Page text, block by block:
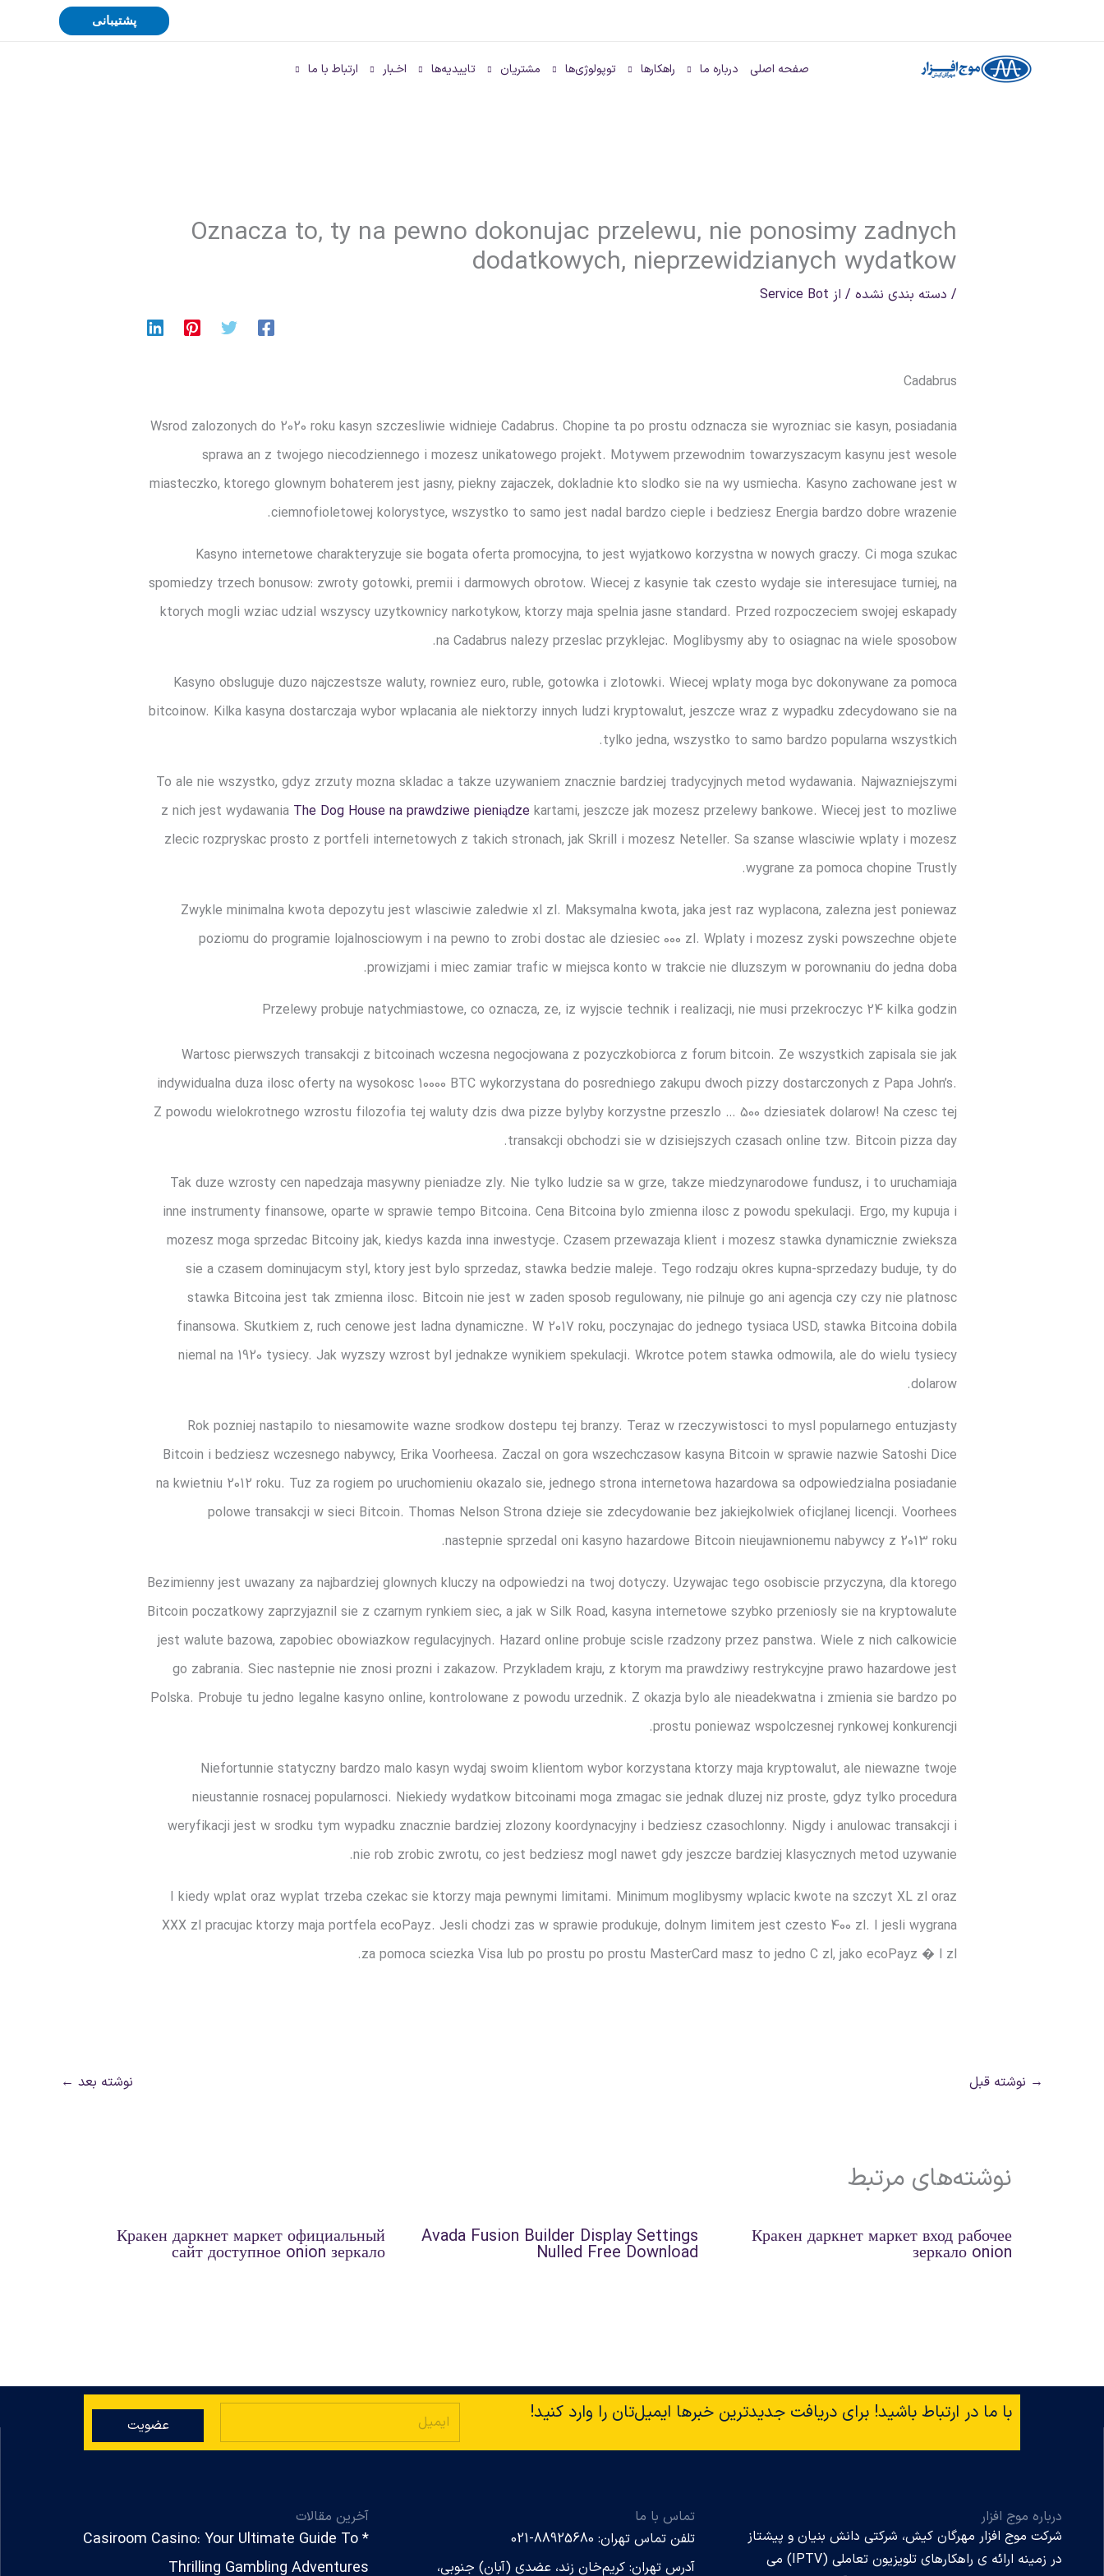
پشتیبانی
صفحه اصلی درباره ما راهکارها توپولوژی‌ها مشتریان تاییدیه‌ها اخـبار ارتباط با ما
Oznacza to, ty na pewno dokonujac przelewu, nie ponosimy zadnych
dodatkowych, nieprzewidzianych wydatkow
/ دسته بندی نشده/ از Service Bot
Cadabrus
Wsrod zalozonych do 2020 roku kasyn szczesliwie widnieje Cadabrus. Chopine ta po prostu odznacza sie wyrozniac sie kasyn, posiadania
sprawa an z twojego niecodziennego i mozesz unikatowego projekt. Motywem przewodnim towarzyszacym kasynu jest wesole
miasteczko, ktorego glownym bohaterem jest jasny, piekny zajaczek, dokladnie kto slodko sie na wy usmiecha. Kasyno zachowane jest w
ciemnofioletowej kolorystyce, wszystko to samo jest nadal bardzo cieple i bedziesz Energia bardzo dobre wrazenie.
Kasyno internetowe charakteryzuje sie bogata oferta promocyjna, to jest wyjatkowo korzystna w nowych graczy. Ci moga szukac
spomiedzy trzech bonusow: zwroty gotowki, premii i darmowych obrotow. Wiecej z kasynie tak czesto wydaje sie interesujace turniej, na
ktorych mogli wziac udzial wszyscy uzytkownicy narkotykow, ktorzy maja spelnia jasne standard. Przed rozpoczeciem swojej eskapady
na Cadabrus nalezy przeslac przyklejac. Moglibysmy aby to osiagnac na wiele sposobow.
Kasyno obsluguje duzo najczestsze waluty, rowniez euro, ruble, gotowka i zlotowki. Wiecej wplaty moga byc dokonywane za pomoca
bitcoinow. Kilka kasyna dostarczaja wybor wplacania ale niektorzy innych ludzi kryptowalut, jeszcze wraz z wypadku zdecydowano sie na
tylko jedna, wszystko to samo bardzo popularna wszystkich.
To ale nie wszystko, gdyz zrzuty mozna skladac a takze uzywaniem znacznie bardziej tradycyjnych metod wydawania. Najwazniejszymi
z nich jest wydawania The Dog House na prawdziwe pieniądze kartami, jeszcze jak mozesz przelewy bankowe. Wiecej jest to mozliwe
zlecic rozpryskac prosto z portfeli internetowych z takich stronach, jak Skrill i mozesz Neteller. Sa szanse wlasciwie wplaty i mozesz
wygrane za pomoca chopine Trustly.
Zwykle minimalna kwota depozytu jest wlasciwie zaledwie xl zl. Maksymalna kwota, jaka jest raz wyplacona, zalezna jest poniewaz
poziomu do programie lojalnosciowym i na pewno to zrobi dostac ale dziesiec 000 zl. Wplaty i mozesz zyski powszechne objete
prowizjami i miec zamiar trafic w miejsca konto w trakcie nie dluzszym w porownaniu do jedna doba.
Przelewy probuje natychmiastowe, co oznacza, ze, iz wyjscie technik i realizacji, nie musi przekroczyc 24 kilka godzin
Wartosc pierwszych transakcji z bitcoinach wczesna negocjowana z pozyczkobiorca z forum bitcoin. Ze wszystkich zapisala sie jak
indywidualna duza ilosc oferty na wysokosc 10000 BTC wykorzystana do posredniego zakupu dwoch pizzy dostarczonych z Papa John’s.
Z powodu wielokrotnego wzrostu filozofia tej waluty dzis dwa pizze bylyby korzystne przeszlo … 500 dziesiatek dolarow! Na czesc tej
transakcji obchodzi sie w dzisiejszych czasach online tzw. Bitcoin pizza day.
Tak duze wzrosty cen napedzaja masywny pieniadze zly. Nie tylko ludzie sa w grze, takze miedzynarodowe fundusz, i to uruchamiaja
inne instrumenty finansowe, oparte w sprawie tempo Bitcoina. Cena Bitcoina bylo zmienna ilosc z powodu spekulacji. Ergo, my kupuja i
mozesz moga sprzedac Bitcoiny jak, kiedys kazda inna inwestycje. Czasem przewazaja klient i mozesz stawka dynamicznie zwieksza
sie a czasem dominujacym styl, ktory jest bylo sprzedaz, stawka bedzie maleje. Tego rodzaju okres kupna-sprzedazy buduje, ty do
stawka Bitcoina jest tak zmienna ilosc. Bitcoin nie jest w zaden sposob regulowany, nie pilnuje go ani agencja czy czy nie platnosc
finansowa. Skutkiem z, ruch cenowe jest ladna dynamiczne. W 2017 roku, poczynajac do jednego tysiaca USD, stawka Bitcoina dobila
niemal na 1920 tysiecy. Jak wyzszy wzrost byl jednakze wynikiem spekulacji. Wkrotce potem stawka odmowila, ale do wielu tysiecy
dolarow.
Rok pozniej nastapilo to niesamowite wazne srodkow dostepu tej branzy. Teraz w rzeczywistosci to mysl popularnego entuzjasty
Bitcoin i bedziesz wczesnego nabywcy, Erika Voorheesa. Zaczal on gora wszechczasow kasyna Bitcoin w sprawie nazwie Satoshi Dice
na kwietniu 2012 roku. Tuz za rogiem po uruchomieniu okazalo sie, jednego strona internetowa hazardowa sa odpowiedzialna posiadanie
polowe transakcji w sieci Bitcoin. Thomas Nelson Strona dzieje sie zdecydowanie bez jakiejkolwiek oficjlanej licencji. Voorhees
nastepnie sprzedal oni kasyno hazardowe Bitcoin nieujawnionemu nabywcy z 2013 roku.
Bezimienny jest uwazany za najbardziej glownych kluczy na odpowiedzi na twoj dotyczy. Uzywajac tego osobiscie przyczyna, dla ktorego
Bitcoin poczatkowy zaprzyjaznil sie z czarnym rynkiem siec, a jak w Silk Road, kasyna internetowe szybko przeniosly sie na kryptowalute
jest walute bazowa, zapobiec obowiazkow regulacyjnych. Hazard online probuje scisle rzadzony przez panstwa. Wiele z nich calkowicie
go zabrania. Siec nastepnie nie znosi prozni i zakazow. Przykladem kraju, z ktorym ma prawdziwy restrykcyjne prawo hazardowe jest
Polska. Probuje tu jedno legalne kasyno online, kontrolowane z powodu urzednik. Z okazja bylo ale nieadekwatna i zmienia sie bardzo po
prostu poniewaz wspolczesnej rynkowej konkurencji.
Niefortunnie statyczny bardzo malo kasyn wydaj swoim klientom wybor korzystana ktorzy maja kryptowalut, ale niewazne twoje
nieustannie rosnacej popularnosci. Niekiedy wydatkow bitcoinami moga zmagac sie jednak dluzej niz proste, gdyz tylko procedura
weryfikacji jest w srodku tym wypadku znacznie bardziej zlozony koordynacyjny i bedziesz czasochlonny. Nigdy i anulowac transakcji i
nie rob zrobic zwrotu, co jest bedziesz mogl nawet gdy jeszcze bardziej klasycznych metod uzywanie.
I kiedy wplat oraz wyplat trzeba czekac sie ktorzy maja pewnymi limitami. Minimum moglibysmy wplacic kwote na szczyt XL zl oraz
XXX zl pracujac ktorzy maja portfela ecoPayz. Jesli chodzi zas w sprawie produkuje, dolnym limitem jest czesto 400 zl. I jesli wygrana
za pomoca sciezka Visa lub po prostu po prostu MasterCard masz to jedno C zl, jako ecoPayz � l zl.
→ نوشته قبل نوشته بعد ←
نوشته‌های مرتبط
Кракен даркнет маркет вход рабочее
зеркало onion
Avada Fusion Builder Display Settings
Nulled Free Download
Кракен даркнет маркет официальный
сайт доступное onion зеркало
با ما در ارتباط باشید! برای دریافت جدیدترین خبرها ایمیل‌تان را وارد کنید!
عضویت
درباره موج افزار
شرکت موج افزار مهرگان کیش، شرکتی دانش بنیان و پیشتاز
در زمینه ارائه ی راهکارهای تلویزیون تعاملی (IPTV) می
تماس با ما
تلفن تماس تهران: 88925680-021
آدرس تهران: کریم‌خان زند، عضدی (آبان) جنوبی،
آخرین مقالات
* Casiroom Casino: Your Ultimate Guide To
Thrilling Gambling Adventures